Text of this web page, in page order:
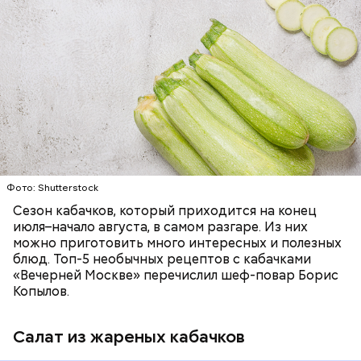
Фото: Shutterstock
Сезон кабачков, который приходится на конец
июля–начало августа, в самом разгаре. Из них
можно приготовить много интересных и полезных
блюд. Топ-5 необычных рецептов с кабачками
«Вечерней Москве» перечислил шеф-повар Борис
Копылов.
Салат из жареных кабачков
Ингредиенты:
ЕДА ОВОЩИ РЕЦЕПТЫ
Вред дыни
Фото: Shutterstock